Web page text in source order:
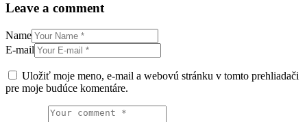
Leave a comment
Name
E-mail
Uložiť moje meno, e-mail a webovú stránku v tomto prehliadači
pre moje budúce komentáre.